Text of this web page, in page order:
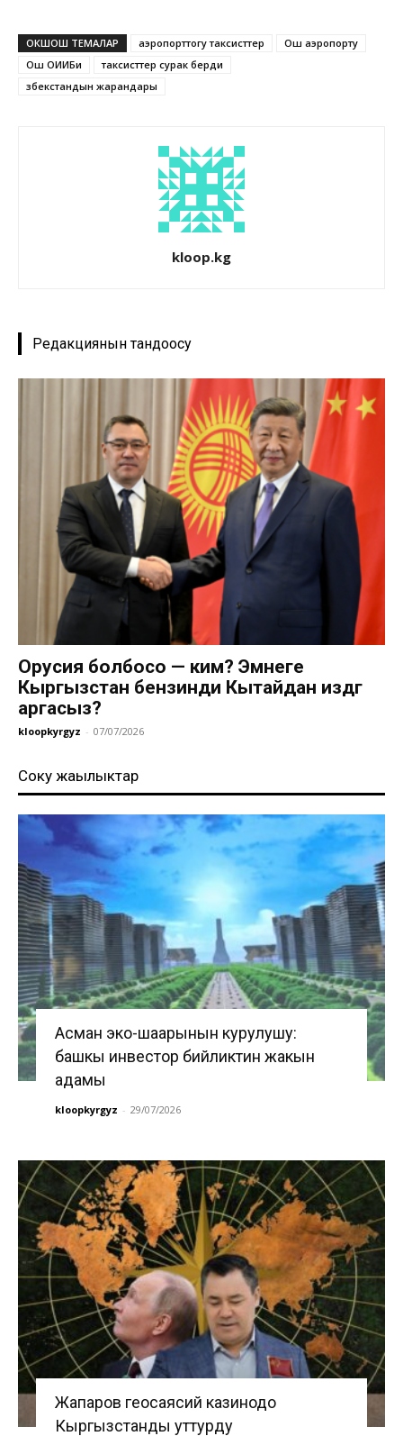
ОКШОШ ТЕМАЛАР аэропорттогу таксисттер
Ош аэропорту
Ош ОИИБи
таксисттер сурак берди
Өзбекстандын жарандары
kloop.kg
Редакциянын тандоосу
Орусия болбосо — ким? Эмнеге
Кыргызстан бензинди Кытайдан издөөгө
аргасыз?
kloopkyrgyz - 07/07/2026
Соңку жаңылыктар
Асман эко-шаарынын курулушу:
башкы инвестор бийликтин жакын
адамы
kloopkyrgyz - 29/07/2026
Жапаров геосаясий казинодо
Кыргызстанды уттурду